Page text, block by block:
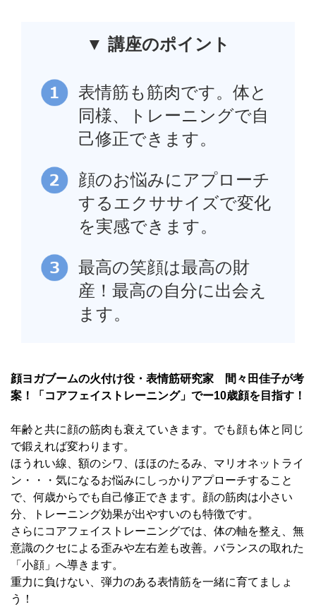
▼ 講座のポイント
表情筋も筋肉です。体と
同様、トレーニングで自
己修正できます。
顔のお悩みにアプローチ
するエクササイズで変化
を実感できます。
最高の笑顔は最高の財
産！最高の自分に出会え
ます。
顔ヨガブームの火付け役・表情筋研究家 間々田佳子が考
案！「コアフェイストレーニング」でー10歳顔を目指す！
年齢と共に顔の筋肉も衰えていきます。でも顔も体と同じ
で鍛えれば変わります。
ほうれい線、額のシワ、ほほのたるみ、マリオネットライ
ン・・・気になるお悩みにしっかりアプローチすること
で、何歳からでも自己修正できます。顔の筋肉は小さい
分、トレーニング効果が出やすいのも特徴です。
さらにコアフェイストレーニングでは、体の軸を整え、無
意識のクセによる歪みや左右差も改善。バランスの取れた
「小顔」へ導きます。
重力に負けない、弾力のある表情筋を一緒に育てましょ
う！